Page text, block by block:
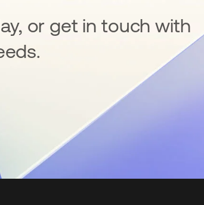
or get in touch with